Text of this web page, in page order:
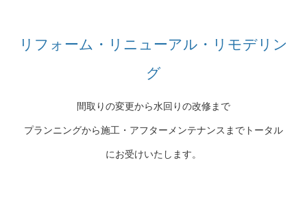
リフォーム・リニューアル・リモデリン
グ
間取りの変更から水回りの改修まで
プランニングから施工・アフターメンテナンスまでトータル
にお受けいたします。